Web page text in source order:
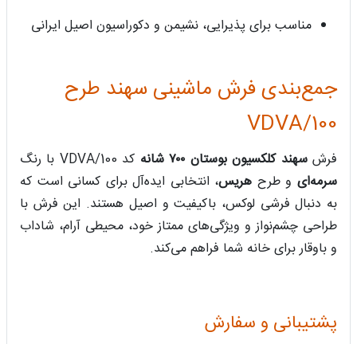
مناسب برای پذیرایی، نشیمن و دکوراسیون اصیل ایرانی
جمع‌بندی فرش ماشینی سهند طرح
100/VDVA
فرشسهند کلکسیون بوستان ۷۰۰ شانه
کد 100/VDVA با رنگ
سرمه‌ای و طرح هریس، انتخابی ایده‌آل برای کسانی است که
به دنبال فرشی لوکس، باکیفیت و اصیل هستند. این فرش با
طراحی چشم‌نواز و ویژگی‌های ممتاز خود، محیطی آرام، شاداب
و باوقار برای خانه شما فراهم می‌کند.
پشتیبانی و سفارش